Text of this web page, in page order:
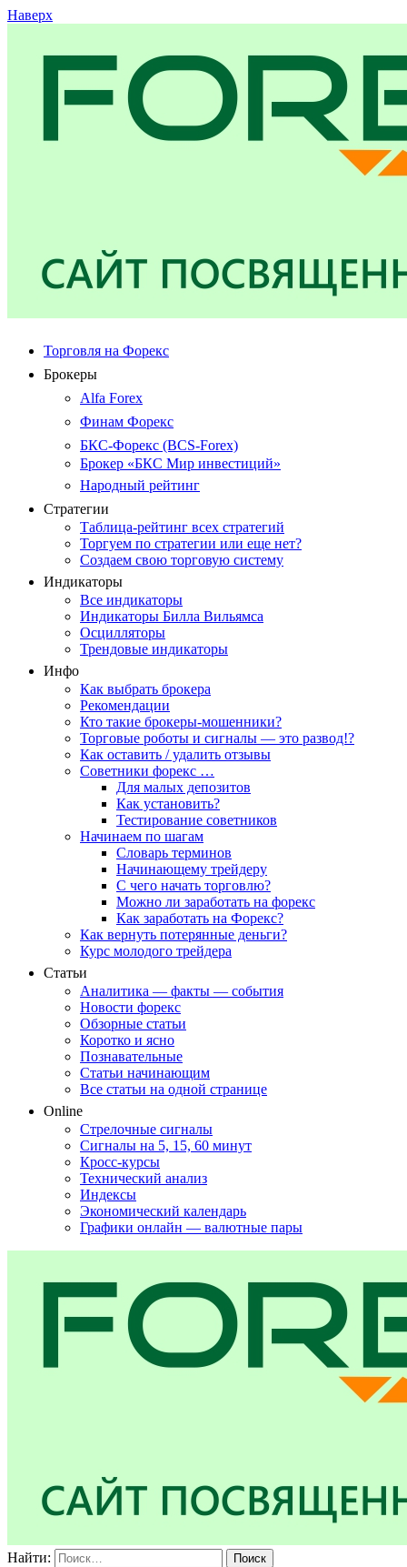
Наверх
Торговля на Форекс
Брокеры
Alfa Forex
Финам Форекс
БКС-Форекс (BCS-Forex)
Брокер «БКС Мир инвестиций»
Народный рейтинг
Стратегии
Таблица-рейтинг всех стратегий
Торгуем по стратегии или еще нет?
Создаем свою торговую систему
Индикаторы
Все индикаторы
Индикаторы Билла Вильямса
Осцилляторы
Трендовые индикаторы
Инфо
Как выбрать брокера
Рекомендации
Кто такие брокеры-мошенники?
Торговые роботы и сигналы — это развод!?
Как оставить / удалить отзывы
Советники форекс …
Для малых депозитов
Как установить?
Тестирование советников
Начинаем по шагам
Словарь терминов
Начинающему трейдеру
С чего начать торговлю?
Можно ли заработать на форекс
Как заработать на Форекс?
Как вернуть потерянные деньги?
Курс молодого трейдера
Статьи
Аналитика — факты — события
Новости форекс
Обзорные статьи
Коротко и ясно
Познавательные
Статьи начинающим
Все статьи на одной странице
Online
Стрелочные сигналы
Сигналы на 5, 15, 60 минут
Кросс-курсы
Технический анализ
Индексы
Экономический календарь
Графики онлайн — валютные пары
Найти: